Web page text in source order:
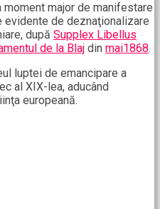
major de manifestare
de deznaţionalizare
după Supplex Libellus
de la Blaj din mai1868.
luptei de emancipare a
al XIX-lea, aducând
europeană.